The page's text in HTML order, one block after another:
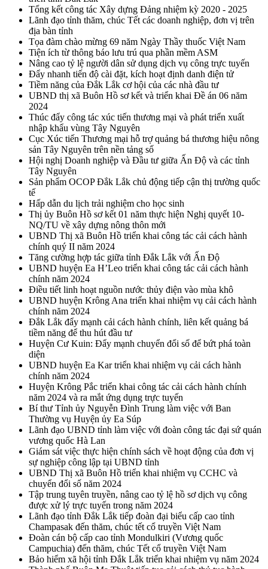
Tổng kết công tác Xây dựng Đảng nhiệm kỳ 2020 - 2025
Lãnh đạo tỉnh thăm, chúc Tết các doanh nghiệp, đơn vị trên
địa bàn tỉnh
Tọa đàm chào mừng 69 năm Ngày Thầy thuốc Việt Nam
Tiện ích từ thông báo lưu trú qua phần mềm ASM
Nâng cao tỷ lệ người dân sử dụng dịch vụ công trực tuyến
Đẩy nhanh tiến độ cài đặt, kích hoạt định danh điện tử
Tiềm năng của Đắk Lắk cơ hội của các nhà đầu tư
UBND thị xã Buôn Hồ sơ kết và triển khai Đề án 06 năm
2024
Thúc đẩy công tác xúc tiến thương mại và phát triển xuất
nhập khẩu vùng Tây Nguyên
Cục Xúc tiến Thương mại hỗ trợ quảng bá thương hiệu nông
sản Tây Nguyên trên nền tảng số
Hội nghị Doanh nghiệp và Đầu tư giữa Ấn Độ và các tỉnh
Tây Nguyên
Sản phẩm OCOP Đắk Lắk chủ động tiếp cận thị trường quốc
tế
Hấp dẫn du lịch trải nghiệm cho học sinh
Thị ủy Buôn Hồ sơ kết 01 năm thực hiện Nghị quyết 10-
NQ/TU về xây dựng nông thôn mới
UBND Thị xã Buôn Hồ triển khai công tác cải cách hành
chính quý II năm 2024
Tăng cường hợp tác giữa tỉnh Đắk Lắk với Ấn Độ
UBND huyện Ea H’Leo triển khai công tác cải cách hành
chính năm 2024
Điều tiết linh hoạt nguồn nước thủy điện vào mùa khô
UBND huyện Krông Ana triển khai nhiệm vụ cải cách hành
chính năm 2024
Đắk Lắk đẩy mạnh cải cách hành chính, liên kết quảng bá
tiềm năng để thu hút đầu tư
Huyện Cư Kuin: Đẩy mạnh chuyển đổi số để bứt phá toàn
diện
UBND huyện Ea Kar triển khai nhiệm vụ cải cách hành
chính năm 2024
Huyện Krông Pắc triển khai công tác cải cách hành chính
năm 2024 và ra mắt ứng dụng trực tuyến
Bí thư Tỉnh ủy Nguyễn Đình Trung làm việc với Ban
Thường vụ Huyện ủy Ea Súp
Lãnh đạo UBND tỉnh làm việc với đoàn công tác đại sứ quán
vương quốc Hà Lan
Giám sát việc thực hiện chính sách về hoạt động của đơn vị
sự nghiệp công lập tại UBND tỉnh
UBND Thị xã Buôn Hồ triển khai nhiệm vụ CCHC và
chuyển đổi số năm 2024
Tập trung tuyên truyền, nâng cao tỷ lệ hồ sơ dịch vụ công
được xử lý trực tuyến trong năm 2024
Lãnh đạo tỉnh Đắk Lắk tiếp đoàn đại biểu cấp cao tỉnh
Champasak đến thăm, chúc tết cổ truyền Việt Nam
Đoàn cán bộ cấp cao tỉnh Mondulkiri (Vương quốc
Campuchia) đến thăm, chúc Tết cổ truyền Việt Nam
Bảo hiểm xã hội tỉnh Đắk Lắk triển khai nhiệm vụ năm 2024